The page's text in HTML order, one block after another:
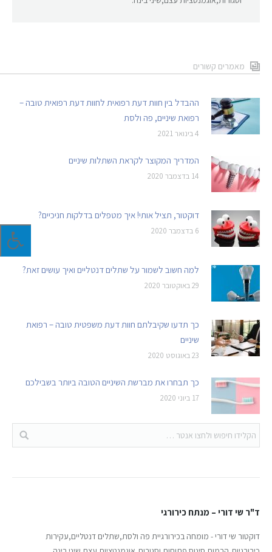
מאמרים קשורים
ההבדל בין חוות דעת רפואית לחוות דעת רפואית טובה –
רפואת שיניים, פה ולסת
4 בינואר 2021
המדריך המקוצר לקראת השתלות שיניים
14 בדצמבר 2020
דוקטור, תציל אותי! איך מטפלים בדלקות חניכיים?
6 בדצמבר 2020
למה חשוב לשמור על שתלים דנטליים ואיך עושים זאת?
29 באוקטובר 2020
כך תדעו שקיבלתם חוות דעת משפטית טובה – רפואת
שיניים
23 באוגוסט 2020
כך תבחרו את מברשת השיניים הטובה ביותר בשבילכם
17 ביוני 2020
ד"ר שי דורי – מנתח כירורגי
דוקטור שי דורי - מומחה בכירורגיית פה ולסת,שתלים דנטליים,עקירות